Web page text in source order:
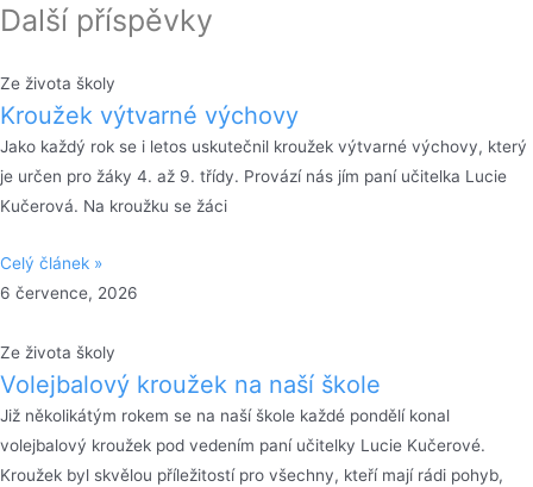
Další příspěvky
Ze života školy
Kroužek výtvarné výchovy
Jako každý rok se i letos uskutečnil kroužek výtvarné výchovy, který
je určen pro žáky 4. až 9. třídy. Provází nás jím paní učitelka Lucie
Kučerová. Na kroužku se žáci
Celý článek »
6 července, 2026
Ze života školy
Volejbalový kroužek na naší škole
Již několikátým rokem se na naší škole každé pondělí konal
volejbalový kroužek pod vedením paní učitelky Lucie Kučerové.
Kroužek byl skvělou příležitostí pro všechny, kteří mají rádi pohyb,